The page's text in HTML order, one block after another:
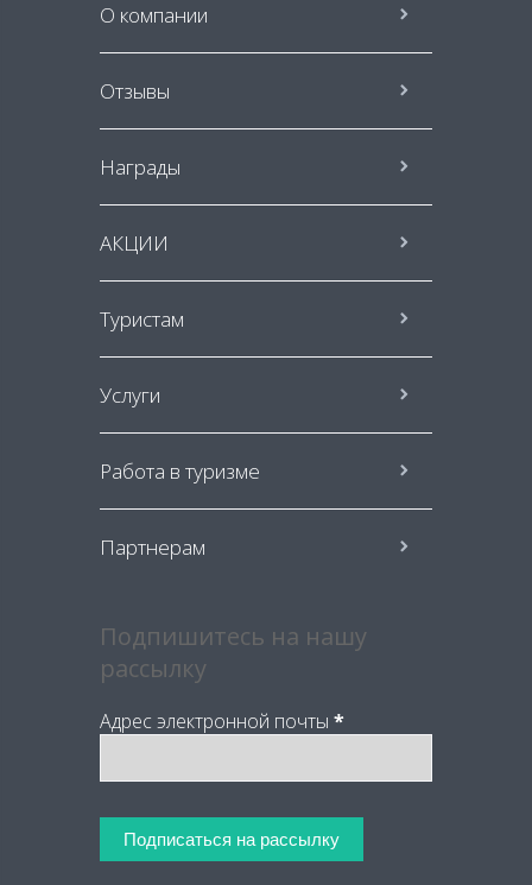
О компании
Отзывы
Награды
АКЦИИ
Туристам
Услуги
Работа в туризме
Партнерам
Подпишитесь на нашу
рассылку
Адрес электронной почты *